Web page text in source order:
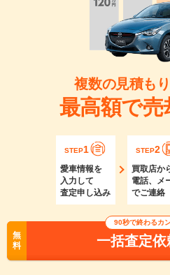
複数の見積も
最高額で
STEP1
愛車情報を
入力して
査定申し込み
STEP2
買取店か
電話、メ
でご連絡
無
料
90秒で終わるカ
一括査定依